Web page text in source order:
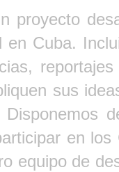
proyecto
en Cuba.
sus
en
equipo de